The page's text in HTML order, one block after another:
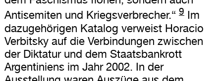
Antisemiten und Kriegsverbrecher.“ 9Im
dazugehörigen Katalog verweist Horacio
Verbitsky auf die Verbindungen zwischen
der Diktatur und dem Staatsbankrott
Argentiniens im Jahr 2002. In der